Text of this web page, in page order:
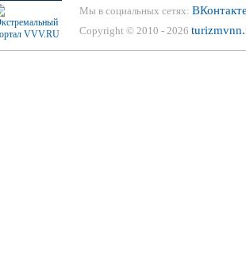
Мы в социальных сетях:
Copyright © 2010 - 2026